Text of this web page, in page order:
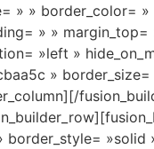
» » border_color= »
» » margin_top=
»left »
»
»solid